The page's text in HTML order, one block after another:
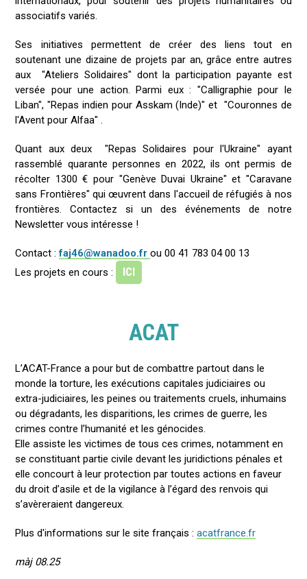
associatifs variés.
Ses initiatives permettent de créer des liens tout en
soutenant une dizaine de projets par an, grâce entre autres
aux "Ateliers Solidaires" dont la participation payante est
versée pour une action. Parmi eux : "Calligraphie pour le
Liban", "Repas indien pour Asskam (Inde)" et "Couronnes de
l'Avent pour Alfaa" .
Quant aux deux "Repas Solidaires pour l'Ukraine" ayant
rassemblé quarante personnes en 2022, ils ont permis de
récolter 1300 € pour "Genève Duvai Ukraine" et "Caravane
sans Frontières" qui œuvrent dans l'accueil de réfugiés à nos
frontières. Contactez si un des événements de notre
Newsletter vous intéresse !
Contact :faj46@wanadoo.frou 00 41 783 04 00 13
Les projets en cours :
ICI
ACAT
L’ACAT-France a pour but de combattre partout dans le
monde la torture, les exécutions capitales judiciaires ou
extra-judiciaires, les peines ou traitements cruels, inhumains
ou dégradants, les disparitions, les crimes de guerre, les
crimes contre l’humanité et les génocides.
Elle assiste les victimes de tous ces crimes, notamment en
se constituant partie civile devant les juridictions pénales et
elle concourt à leur protection par toutes actions en faveur
du droit d’asile et de la vigilance à l’égard des renvois qui
s’avèreraient dangereux.
Plus d'informations sur le site français :acatfrance.fr
màj 08.25